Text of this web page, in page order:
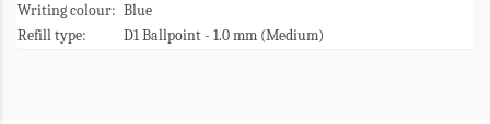
Writing colour: Blue
Refill type:
D1 Ballpoint - 1.0 mm (Medium)